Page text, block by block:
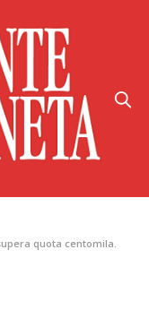
quota centomila.